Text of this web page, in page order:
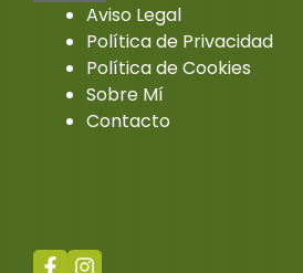
Aviso Legal
Política de Privacidad
Política de Cookies
Sobre Mí
Contacto